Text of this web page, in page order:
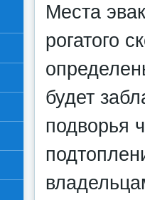
Места
рогатого
будет
подворья